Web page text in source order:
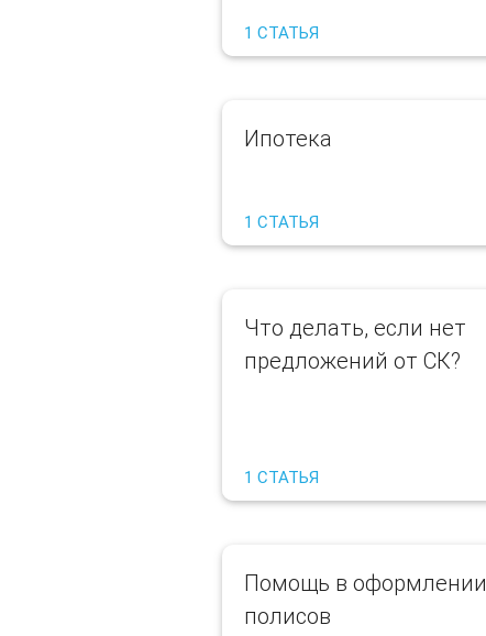
1 СТАТЬЯ
Ипотека
1 СТАТЬЯ
Что делать, если нет
предложений от СК?
1 СТАТЬЯ
Помощь в оформлении
полисов